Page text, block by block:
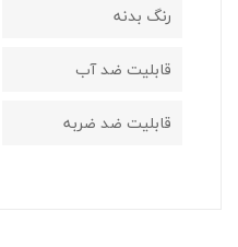
رنگ بدنه
قابلیت ضد آب
قابلیت ضد ضربه